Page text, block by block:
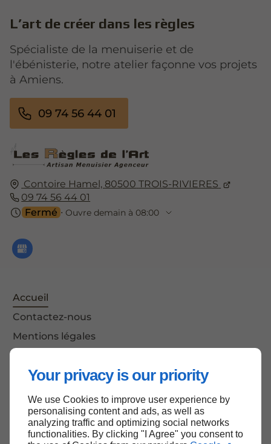
Your privacy is our priority
We use Cookies to improve user experience by
personalising content and ads, as well as
analyzing traffic and optimizing social networks
functionalities. By clicking "I Agree" you consent to
Contoire Hamel, 80500 TROIS-RIVIERES
09 74 56 44 01
Fermé ⋅ Ouvre demain à 08:00
Accueil
Contactez-nous
Mentions légales
L’art de créer dans les règles
Spécialiste de la menuiserie et de
l'ébénisterie, notre atelier façonne vos projets
à Amiens.
09 74 56 44 01
Haut de page